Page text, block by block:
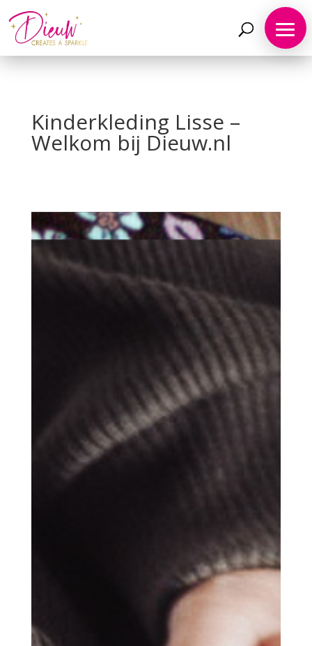
Kinderkleding Lisse –
Welkom bij Dieuw.nl